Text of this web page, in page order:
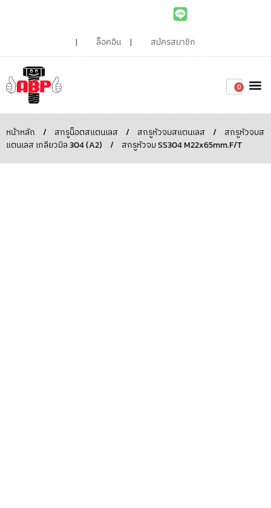
ล็อคอิน สมัครสมาชิก
0
หน้าหลัก / สกรูน็อตสแตนเลส / สกรูหัวจมสแตนเลส /
สกรูหัวจมส
แตนเลส เกลียวมิล 304 (A2)
/ สกรูหัวจม SS304 M22x65mm.F/T